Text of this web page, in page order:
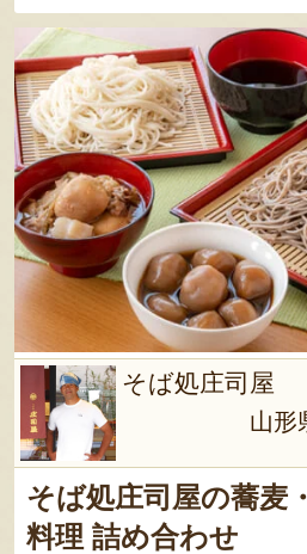
そば処庄司屋
山形
そば処庄司屋の蕎麦
料理 詰め合わせ